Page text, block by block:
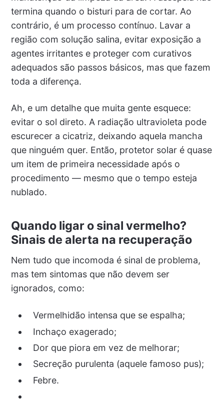
termina quando o bisturi para de cortar. Ao
contrário, é um processo contínuo. Lavar a
região com solução salina, evitar exposição a
agentes irritantes e proteger com curativos
adequados são passos básicos, mas que fazem
toda a diferença.
Ah, e um detalhe que muita gente esquece:
evitar o sol direto. A radiação ultravioleta pode
escurecer a cicatriz, deixando aquela mancha
que ninguém quer. Então, protetor solar é quase
um item de primeira necessidade após o
procedimento — mesmo que o tempo esteja
nublado.
Quando ligar o sinal vermelho?
Sinais de alerta na recuperação
Nem tudo que incomoda é sinal de problema,
mas tem sintomas que não devem ser
ignorados, como:
Vermelhidão intensa que se espalha;
Inchaço exagerado;
Dor que piora em vez de melhorar;
Secreção purulenta (aquele famoso pus);
Febre.